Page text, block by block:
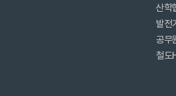
산학
발전
공무
철도